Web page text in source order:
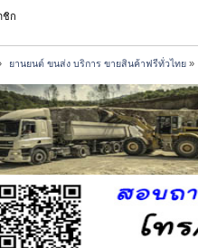
ชิก
ยานยนต์ ขนส่ง บริการ ขายสินค้าฟรีทั่วไทย»